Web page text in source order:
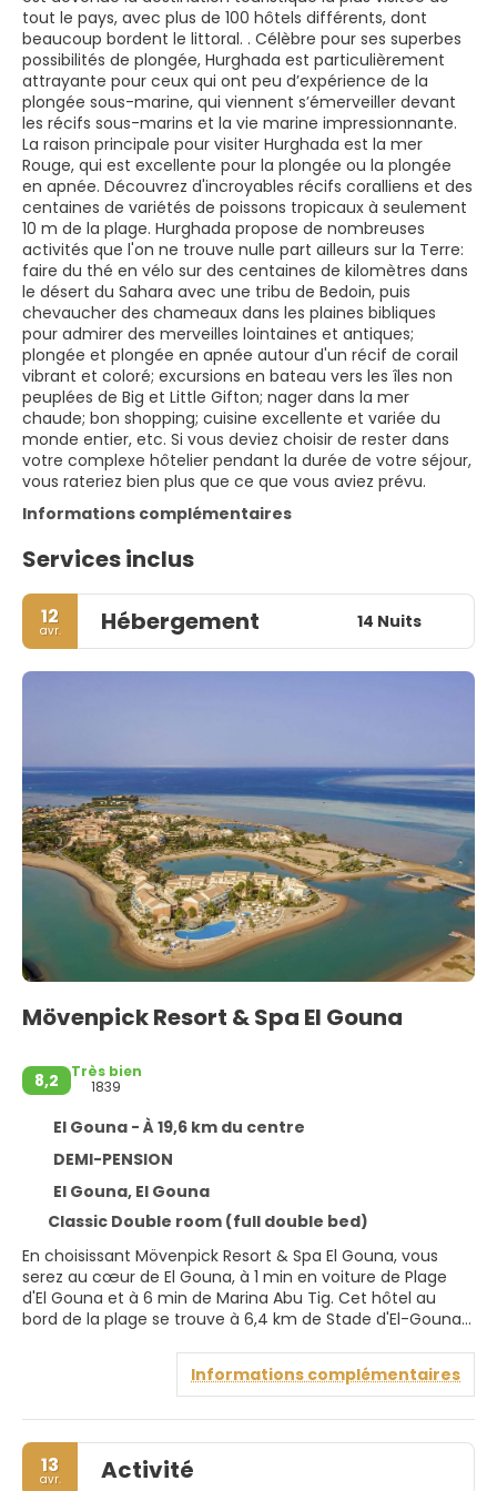
tout le pays, avec plus de 100 hôtels différents, dont
beaucoup bordent le littoral. . Célèbre pour ses superbes
possibilités de plongée, Hurghada est particulièrement
attrayante pour ceux qui ont peu d’expérience de la
plongée sous-marine, qui viennent s’émerveiller devant
les récifs sous-marins et la vie marine impressionnante.
La raison principale pour visiter Hurghada est la mer
Rouge, qui est excellente pour la plongée ou la plongée
en apnée. Découvrez d'incroyables récifs coralliens et des
centaines de variétés de poissons tropicaux à seulement
10 m de la plage. Hurghada propose de nombreuses
activités que l'on ne trouve nulle part ailleurs sur la Terre:
faire du thé en vélo sur des centaines de kilomètres dans
le désert du Sahara avec une tribu de Bedoin, puis
chevaucher des chameaux dans les plaines bibliques
pour admirer des merveilles lointaines et antiques;
plongée et plongée en apnée autour d'un récif de corail
vibrant et coloré; excursions en bateau vers les îles non
peuplées de Big et Little Gifton; nager dans la mer
chaude; bon shopping; cuisine excellente et variée du
monde entier, etc. Si vous deviez choisir de rester dans
votre complexe hôtelier pendant la durée de votre séjour,
vous rateriez bien plus que ce que vous aviez prévu.
Informations complémentaires
Services inclus
12
avr. Hébergement 14 Nuits
Mövenpick Resort & Spa El Gouna
8,2
Très bien
1839
El Gouna - À 19,6 km du centre
DEMI-PENSION
El Gouna, El Gouna
Classic Double room (full double bed)
En choisissant Mövenpick Resort & Spa El Gouna, vous
serez au cœur de El Gouna, à 1 min en voiture de Plage
d'El Gouna et à 6 min de Marina Abu Tig. Cet hôtel au
bord de la plage se trouve à 6,4 km de Stade d'El-Gouna
Rejoignez le spa de l'hébergement, un centre bien-être
qui propose des massages, des soins corporels et des
soins du visage, et permettez qu'on prenne soin de vous.
3 piscines extérieures vous attendent pour un petit
plongeon avant de rejoindre la plage privée pour de purs
Informations complémentaires
13
avr. Activité